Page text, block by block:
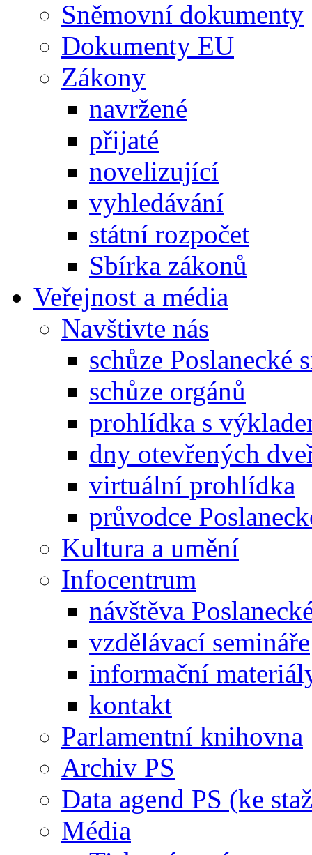
Sněmovní dokumenty
Dokumenty EU
Zákony
navržené
přijaté
novelizující
vyhledávání
státní rozpočet
Sbírka zákonů
Veřejnost a média
Navštivte nás
schůze Poslanecké
schůze orgánů
prohlídka s
dny otevřených
virtuální prohlídka
průvodce
Kultura a umění
Infocentrum
návštěva
vzdělávací semináře
informační
kontakt
Parlamentní knihovna
Archiv PS
Data agend PS (ke
Média